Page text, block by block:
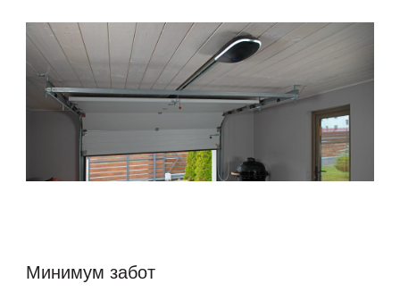
Минимум забот